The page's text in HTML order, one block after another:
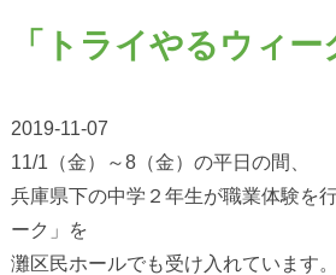
「トライやるウィー
2019-11-07
11/1（金）～8（金）の平日の間、
兵庫県下の中学２年生が職業体験を
ーク」を
灘区民ホールでも受け入れています。